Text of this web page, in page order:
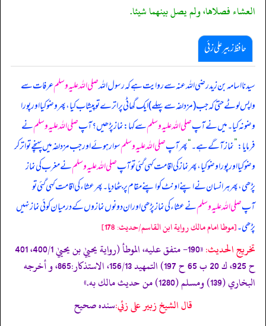
العشاء فصلاها، ولم يصل بينهما شيئا.
حافظ زبیر علی زئی
سیدنا اسامہ بن زید رضی اللہ عنہ سے روایت ہے کہ رسول اللہصلی اللہ علیہ وسلمعرفات سے
واپس لوٹے حتیٰ کہ جب (مزدلفہ سے پہلے) ایک گھاٹی پر اترے تو پیشاب کیا، پھر وضو کیا اور پورا
وضو نہ کیا۔ میں نے آپصلی اللہ علیہ وسلمسے کہا: نماز پڑھیں؟ آپصلی اللہ علیہ وسلمنے
فرمایا:”نماز آگے ہے۔“پھر آپصلی اللہ علیہ وسلمسوار ہوئے اور جب مزدلفہ میں پہنچے تو اتر کر
وضو کیا اور پورا وضو کیا، پھر نماز کی اقامت کہی گئی تو آپصلی اللہ علیہ وسلمنے مغرب کی نماز
پڑھی، پھر ہر انسان نے اپنے اونٹ کو اپنے مقام پر بٹھا دیا۔ پھر عشاء کی اقامت کہی گئی تو
آپصلی اللہ علیہ وسلمنے عشاء کی نماز پڑھی اور ان دونوں نمازوں کے درمیان کوئی نماز نہیں
پڑھی۔[موطا امام مالك رواية ابن القاسم/حدیث: 178]
تخریج الحدیث:
«190- متفق عليه، الموطأ (رواية يحييٰ بن يحييٰ 400/1، 401
ح 925، ك 20 ب 65 ح 197) التمهيد 156/13، الاستذكار:865، و أخرجه
البخاري (139) ومسلم (1280) من حديث مالك به.»
قال الشيخ زبير على زئي:سنده صحيح